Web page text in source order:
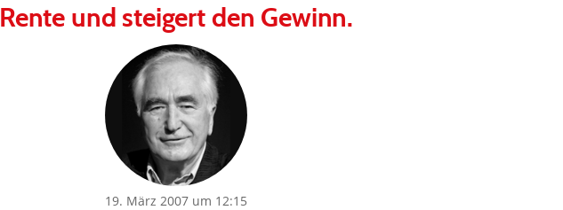
Rente und steigert den Gewinn.
19. März 2007 um 12:15